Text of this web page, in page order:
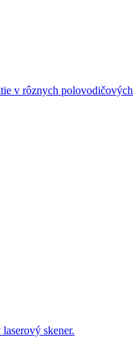
v rôznych polovodičových
skener.